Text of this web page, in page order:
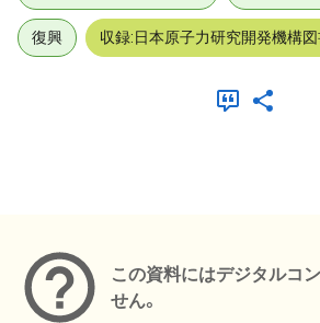
復興 収録:日本原子力研究開発機構
この資料にはデジタルコ
せん。